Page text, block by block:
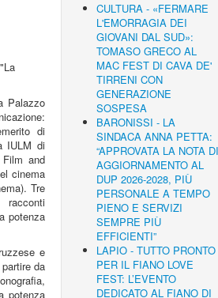
Palazzo
di
IULM di
and
cinema
Tre
potenza
e
da
potenza
CULTURA - «FERMARE
L'EMORRAGIA DEI
GIOVANI DAL SUD»:
TOMASO GRECO AL
MAC FEST DI CAVA DE'
TIRRENI CON
GENERAZIONE
SOSPESA
BARONISSI - LA
SINDACA ANNA PETTA:
“APPROVATA LA NOTA DI
AGGIORNAMENTO AL
DUP 2026-2028, PIÙ
PERSONALE A TEMPO
PIENO E SERVIZI
SEMPRE PIÙ
EFFICIENTI”
LAPIO - TUTTO PRONTO
PER IL FIANO LOVE
FEST: L’EVENTO
DEDICATO AL FIANO DI